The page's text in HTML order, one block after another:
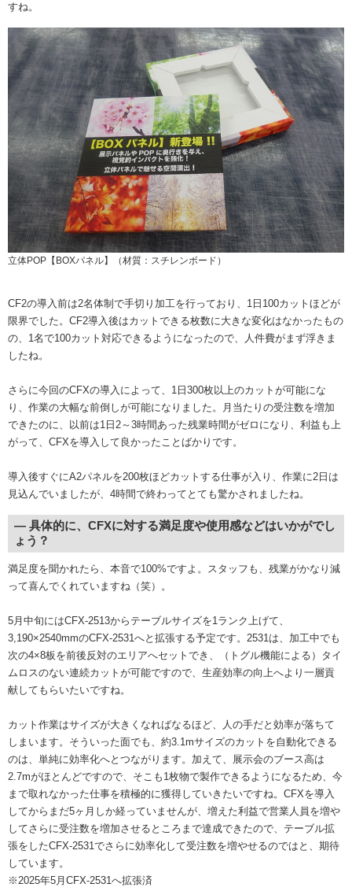
すね。
立体POP【BOXパネル】（材質：スチレンボード）
CF2の導入前は2名体制で手切り加工を行っており、1日100カットほどが
限界でした。CF2導入後はカットできる枚数に大きな変化はなかったもの
の、1名で100カット対応できるようになったので、人件費がまず浮きま
したね。
さらに今回のCFXの導入によって、1日300枚以上のカットが可能にな
り、作業の大幅な前倒しが可能になりました。月当たりの受注数を増加
できたのに、以前は1日2～3時間あった残業時間がゼロになり、利益も上
がって、CFXを導入して良かったことばかりです。
導入後すぐにA2パネルを200枚ほどカットする仕事が入り、作業に2日は
見込んでいましたが、4時間で終わってとても驚かされましたね。
― 具体的に、CFXに対する満足度や使用感などはいかがでし
ょう？
満足度を聞かれたら、本音で100%ですよ。スタッフも、残業がかなり減
って喜んでくれていますね（笑）。
5月中旬にはCFX-2513からテーブルサイズを1ランク上げて、
3,190×2540mmのCFX-2531へと拡張する予定です。2531は、加工中でも
次の4×8板を前後反対のエリアへセットでき、（トグル機能による）タイ
ムロスのない連続カットが可能ですので、生産効率の向上へより一層貢
献してもらいたいですね。
カット作業はサイズが大きくなればなるほど、人の手だと効率が落ちて
しまいます。そういった面でも、約3.1mサイズのカットを自動化できる
のは、単純に効率化へとつながります。加えて、展示会のブース高は
2.7mがほとんどですので、そこも1枚物で製作できるようになるため、今
まで取れなかった仕事を積極的に獲得していきたいですね。CFXを導入
してからまだ5ヶ月しか経っていませんが、増えた利益で営業人員を増や
してさらに受注数を増加させるところまで達成できたので、テーブル拡
張をしたCFX-2531でさらに効率化して受注数を増やせるのではと、期待
しています。
※2025年5月CFX-2531へ拡張済